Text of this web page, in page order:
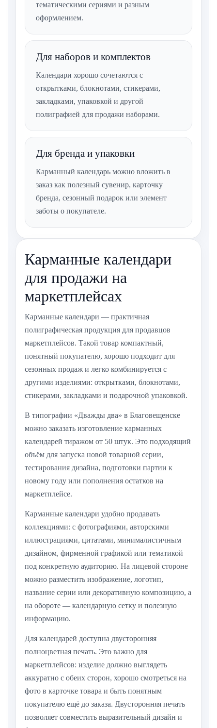
тематическими сериями и разным
оформлением.
Для наборов и комплектов
Календари хорошо сочетаются с
открытками, блокнотами, стикерами,
закладками, упаковкой и другой
полиграфией для продажи наборами.
Для бренда и упаковки
Карманный календарь можно вложить в
заказ как полезный сувенир, карточку
бренда, сезонный подарок или элемент
заботы о покупателе.
Карманные календари
для продажи на
маркетплейсах
Карманные календари — практичная
полиграфическая продукция для продавцов
маркетплейсов. Такой товар компактный,
понятный покупателю, хорошо подходит для
сезонных продаж и легко комбинируется с
другими изделиями: открытками, блокнотами,
стикерами, закладками и подарочной упаковкой.
В типографии «Дважды два» в Благовещенске
можно заказать изготовление карманных
календарей тиражом от 50 штук. Это подходящий
объём для запуска новой товарной серии,
тестирования дизайна, подготовки партии к
новому году или пополнения остатков на
маркетплейсе.
Карманные календари удобно продавать
коллекциями: с фотографиями, авторскими
иллюстрациями, цитатами, минималистичным
дизайном, фирменной графикой или тематикой
под конкретную аудиторию. На лицевой стороне
можно разместить изображение, логотип,
название серии или декоративную композицию, а
на обороте — календарную сетку и полезную
информацию.
Для календарей доступна двусторонняя
полноцветная печать. Это важно для
маркетплейсов: изделие должно выглядеть
аккуратно с обеих сторон, хорошо смотреться на
фото в карточке товара и быть понятным
покупателю ещё до заказа. Двусторонняя печать
позволяет совместить выразительный дизайн и